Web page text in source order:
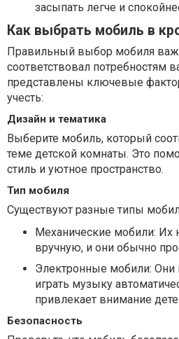
засыпать легче и
Как выбрать мобиль в
Правильный выбор мобиля
соответствовал
представлены ключевые
учесть:
Дизайн и тематика
Выберите мобиль, который
теме детской комнаты. Это
стиль и уютное пространство.
Тип мобиля
Существуют разные типы
Механические мобили: Их
вручную, и они обычно
Электронные мобили: Они
играть музыку
привлекает внимание
Безопасность